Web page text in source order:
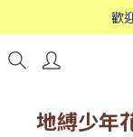
歡
歡
地縛少年